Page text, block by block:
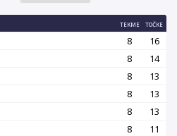
TEKME TOČKE
8
16
8
14
8
13
8
13
8
13
8
11